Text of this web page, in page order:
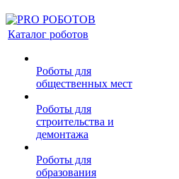
Каталог роботов
Роботы для
общественных мест
Роботы для
строительства и
демонтажа
Роботы для
образования